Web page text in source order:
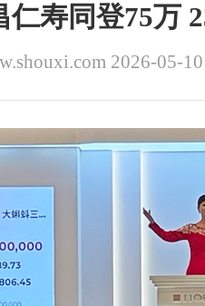
寿同登75万
2026-05-